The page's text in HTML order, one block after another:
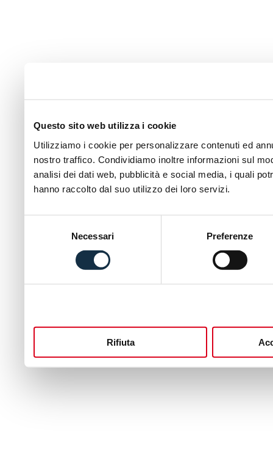
Questo sito web utilizza i cookie
Utilizziamo i cookie per personalizzare contenuti ed
nostro traffico. Condividiamo inoltre informazioni sul
analisi dei dati web, pubblicità e social media, i quali
hanno raccolto dal suo utilizzo dei loro servizi.
Necessari Preferenze
Rifiuta